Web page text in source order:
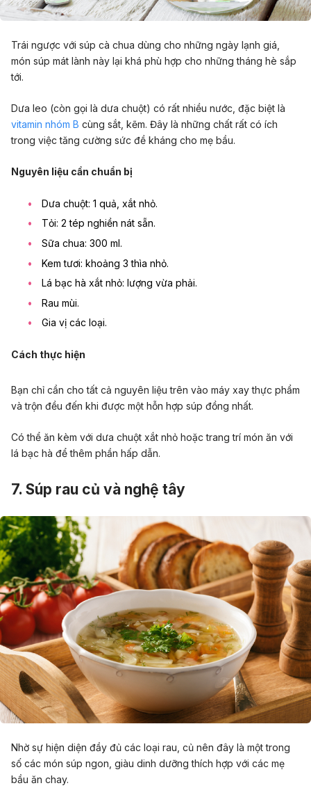
Trái ngược với súp cà chua dùng cho những ngày lạnh giá,
món súp mát lành này lại khá phù hợp cho những tháng hè sắp
tới.
Dưa leo (còn gọi là dưa chuột) có rất nhiều nước, đặc biệt là
vitamin nhóm B cùng sắt, kẽm. Đây là những chất rất có ích
trong việc tăng cường sức đề kháng cho mẹ bầu.
Nguyên liệu cần chuẩn bị
Dưa chuột: 1 quả, xắt nhỏ.
Tỏi: 2 tép nghiền nát sẵn.
Sữa chua: 300 ml.
Kem tươi: khoảng 3 thìa nhỏ.
Lá bạc hà xắt nhỏ: lượng vừa phải.
Rau mùi.
Gia vị các loại.
Cách thực hiện
Bạn chỉ cần cho tất cả nguyên liệu trên vào máy xay thực phẩm
và trộn đều đến khi được một hỗn hợp súp đồng nhất.
Có thể ăn kèm với dưa chuột xắt nhỏ hoặc trang trí món ăn với
lá bạc hà để thêm phần hấp dẫn.
7. Súp rau củ và nghệ tây
Nhờ sự hiện diện đầy đủ các loại rau, củ nên đây là một trong
số các món súp ngon, giàu dinh dưỡng thích hợp với các mẹ
bầu ăn chay.